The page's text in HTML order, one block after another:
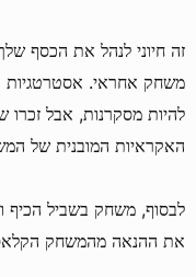
זה חיוני לנהל את הכסף
להיות מסקרנות, אבל
האקראיות המובנית של
לבסוף, משחק בשביל הכיף
את ההנאה מהמשחק